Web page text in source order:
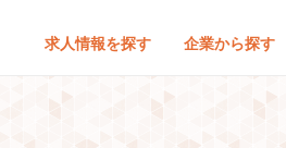
求人情報を探す 企業から探す